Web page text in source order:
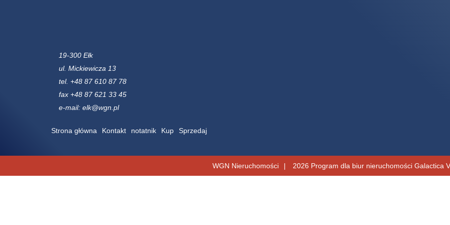
19-300 Ełk
ul. Mickiewicza 13
tel. +48 87 610 87 78
fax +48 87 621 33 45
e-mail: elk@wgn.pl
Strona główna Kontakt notatnik Kup Sprzedaj
WGN Nieruchomości 2026 Program dla biur nieruchomości Galactica